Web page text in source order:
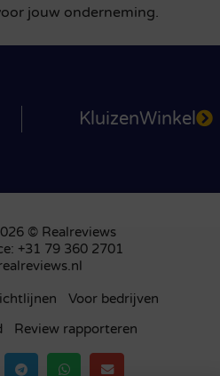
jouw onderneming.
KluizenWinkel
© Realreviews
+31 79 360 2701
Voor bedrijven
Review rapporteren